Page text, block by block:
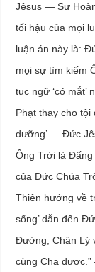
Jêsus — Sự
tối hậu của mọi
luận án này là:
mọi sự tìm kiếm
tục ngữ ‘có
Phạt thay cho tội
dưỡng’ — Đức
Ông Trời là Đấng
của Đức Chúa
Thiên hướng về
sống’ dẫn đến
Đường, Chân Lý
cùng Cha